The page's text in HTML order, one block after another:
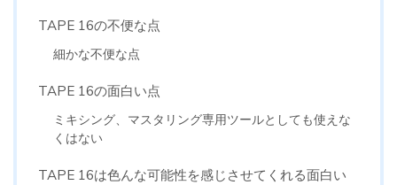
TAPE 16の不便な点
細かな不便な点
TAPE 16の面白い点
ミキシング、マスタリング専用ツールとしても使えな
くはない
TAPE 16は色んな可能性を感じさせてくれる面白い